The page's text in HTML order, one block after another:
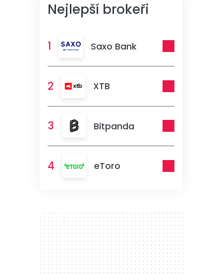
Nejlepší brokeři
1 Saxo Bank
2 XTB
3 Bitpanda
4 eToro
300 x 250